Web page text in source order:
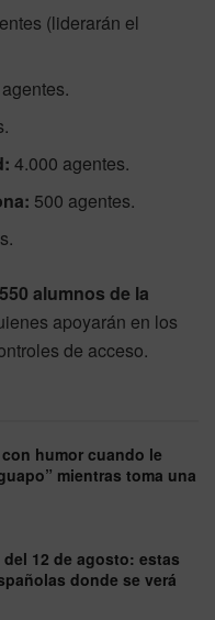
(liderarán el
4.000 agentes.
500 agentes.
alumnos de la
apoyarán en los
de acceso.
humor cuando le
mientras toma una
12 de agosto: estas
donde se verá